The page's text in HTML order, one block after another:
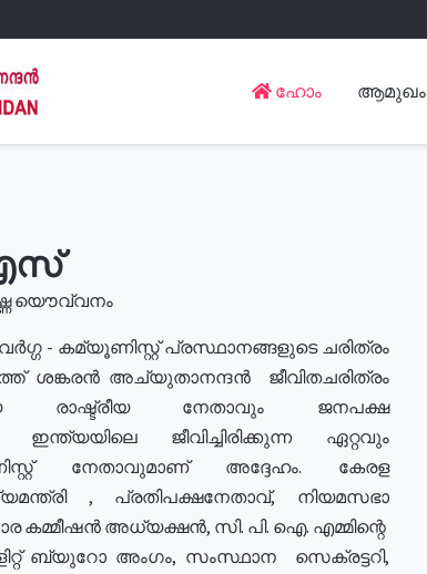
ഹോം ആമുഖം
യൌവ്വനം
- കമ്യൂണിസ്റ്റ് പ്രസ്ഥാനങ്ങളുടെ ചരിത്രം
ശങ്കരൻ അച്യുതാനന്ദൻ ജീവിതചരിത്രം
രാഷ്ട്രീയ നേതാവും ജനപക്ഷ
ഇന്ത്യയിലെ ജീവിച്ചിരിക്കുന്ന ഏറ്റവും
നേതാവുമാണ് അദ്ദേഹം. കേരള
, പ്രതിപക്ഷനേതാവ്, നിയമസഭാ
കമ്മീഷൻ അധ്യക്ഷൻ, സി. പി. ഐ. എമ്മിന്റെ
ബ്യുറോ അംഗം, സംസ്ഥാന സെക്രട്ടറി,